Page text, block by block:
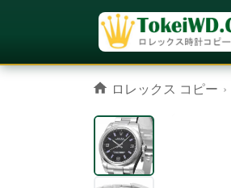
ロレックス コピー